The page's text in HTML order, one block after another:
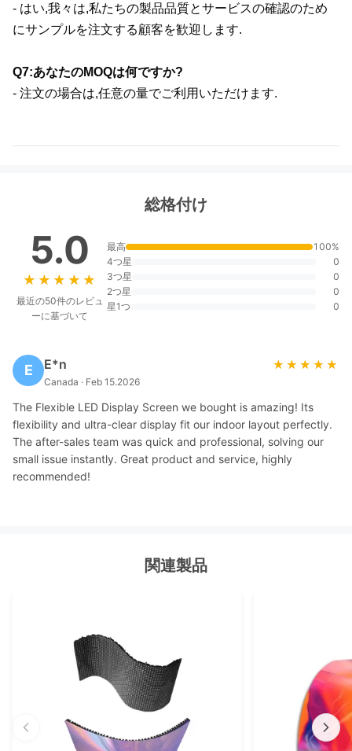
- はい,我々は,私たちの製品品質とサービスの確認のため
にサンプルを注文する顧客を歓迎します.
Q7:あなたのMOQは何ですか?
- 注文の場合は,任意の量でご利用いただけます.
総格付け
5.0
★★★★★
★★★★★
最近の50件のレビュ
ーに基づいて
最高
100%
4つ星
0
3つ星
0
2つ星
0
星1つ
0
E E*n
Canada · Feb 15.2026
★★★★★
★★★★★
The Flexible LED Display Screen we bought is amazing! Its
flexibility and ultra-clear display fit our indoor layout perfectly.
The after-sales team was quick and professional, solving our
small issue instantly. Great product and service, highly
recommended!
関連製品